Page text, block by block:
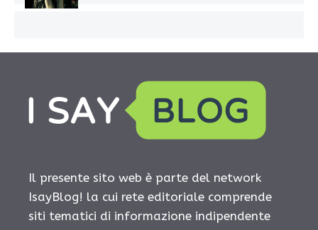
Il presente sito web è parte del network
IsayBlog! la cui rete editoriale comprende
siti tematici di informazione indipendente